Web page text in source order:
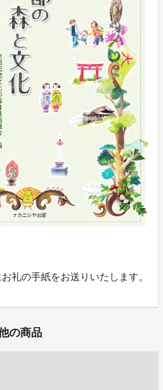
礼の手紙をお送りいたします。
の商品